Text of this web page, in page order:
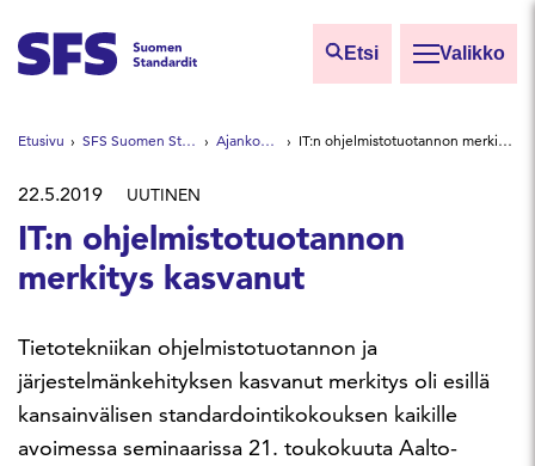
Etsi Valikko
Etsi sivuilta
Hae hakutermillä
Etusivu SFS Suomen Standardit Ajankohtaista IT:n ohjelmistotuotannon merkitys kasvanut
22.5.2019 UUTINEN
IT:n ohjelmistotuotannon
merkitys kasvanut
Tietotekniikan ohjelmistotuotannon ja
järjestelmänkehityksen kasvanut merkitys oli esillä
kansainvälisen standardointikokouksen kaikille
avoimessa seminaarissa 21. toukokuuta Aalto-